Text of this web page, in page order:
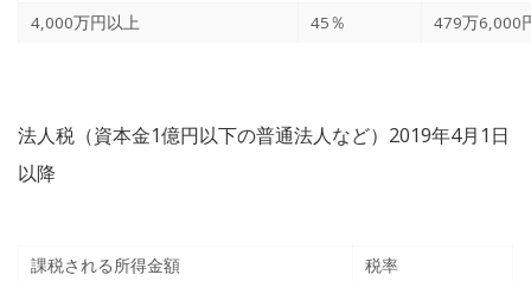
4,000万円以上
45％ 479万6,000
法人税（資本金1億円以下の普通法人など）2019年4月1日
以降
課税される所得金額
税率